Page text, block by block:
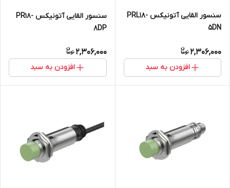
سنسور القایی آتونیکس PRL18-
5DN
2,306,000
افزودن به سبد
سنسور القایی آتونیکس PR18-
8DP
2,306,000
افزودن به سبد